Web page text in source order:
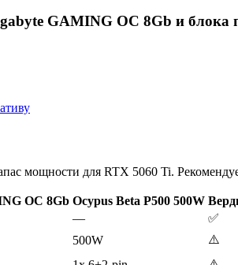
GAMING OC 8Gb и блока
мощности для RTX 5060 Ti.
OC 8Gb Ocypus Beta P500 500W
—
✅
500W
⚠️